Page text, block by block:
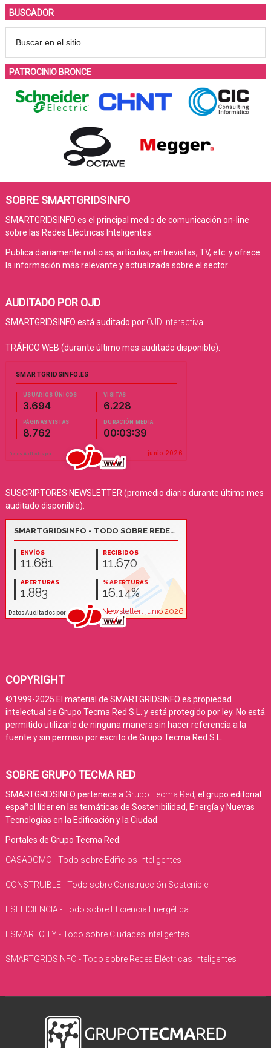
BUSCADOR
PATROCINIO BRONCE
SOBRE SMARTGRIDSINFO
SMARTGRIDSINFO es el principal medio de comunicación on-line
sobre las Redes Eléctricas Inteligentes.
Publica diariamente noticias, artículos, entrevistas, TV, etc. y ofrece
la información más relevante y actualizada sobre el sector.
AUDITADO POR OJD
SMARTGRIDSINFO está auditado por OJD Interactiva
TRÁFICO WEB (durante último mes auditado disponible):
SUSCRIPTORES NEWSLETTER (promedio diario durante último mes
auditado disponible):
COPYRIGHT
©1999-2025 El material de SMARTGRIDSINFO es propiedad
intelectual de Grupo Tecma Red S.L. y está protegido por ley. No está
permitido utilizarlo de ninguna manera sin hacer referencia a la
fuente y sin permiso por escrito de Grupo Tecma Red S.L.
SOBRE GRUPO TECMA RED
SMARTGRIDSINFO pertenece a Grupo Tecma Red, el grupo editorial
español líder en las temáticas de Sostenibilidad, Energía y Nuevas
Tecnologías en la Edificación y la Ciudad.
Portales de Grupo Tecma Red:
CASADOMO - Todo sobre Edificios Inteligentes
CONSTRUIBLE - Todo sobre Construcción Sostenible
ESEFICIENCIA - Todo sobre Eficiencia Energética
ESMARTCITY - Todo sobre Ciudades Inteligentes
SMARTGRIDSINFO - Todo sobre Redes Eléctricas Inteligentes